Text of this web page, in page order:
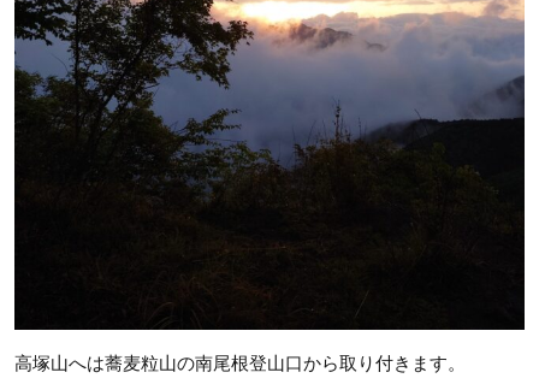
高塚山へは蕎麦粒山の南尾根登山口から取り付きます。